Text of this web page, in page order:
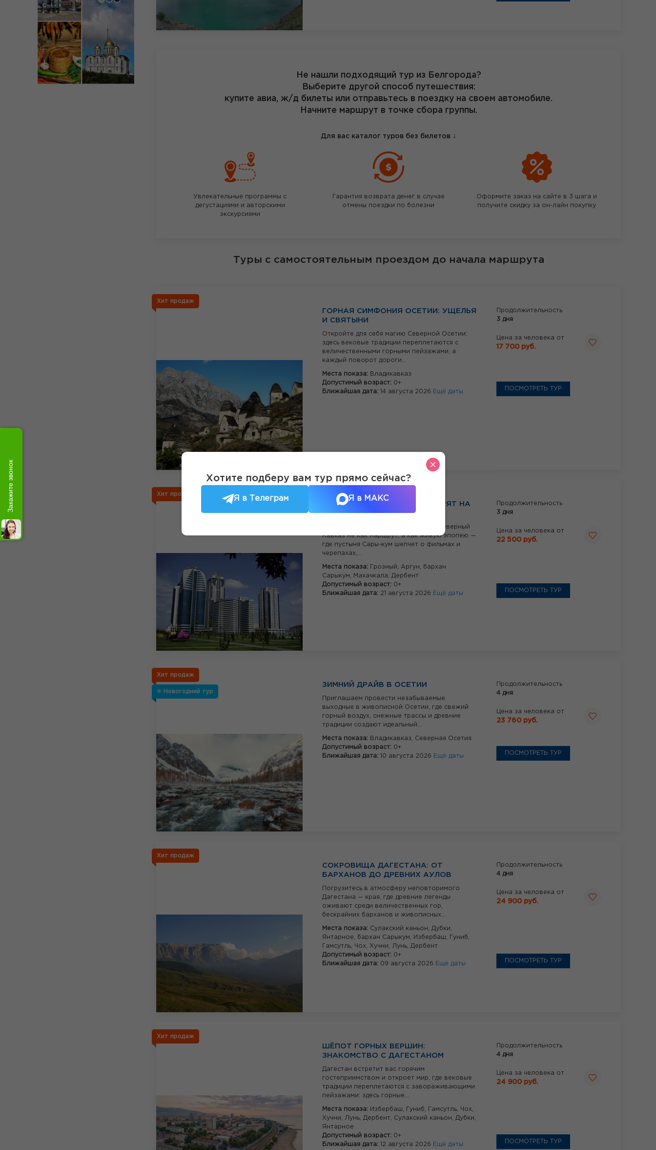
Не нашли подходящий тур из Белгорода?
Выберите другой способ путешествия:
купите авиа, ж/д билеты или отправьтесь в поездку на своем автомобиле.
Начните маршрут в точке сбора группы.
Для вас каталог туров без билетов ↓
Увлекательные программы с
дегустациями и авторскими
экскурсиями
Гарантия возврата денег в случае
отмены поездки по болезни
Оформите заказ на сайте в 3 шага и
получите скидку за он-лайн покупку
Туры с самостоятельным проездом до начала маршрута
Хит продаж
ГОРНАЯ СИМФОНИЯ ОСЕТИИ: УЩЕЛЬЯ
И СВЯТЫНИ
Откройте для себя магию Северной Осетии:
здесь вековые традиции переплетаются с
величественными горными пейзажами, а
каждый поворот дороги...
Места показа: Владикавказ
Допустимый возраст: 0+
Ближайшая дата: 14 августа 2026 Ещё даты
Продолжительность
3 дня
Цена за человека от
17 700 руб.
ПОСМОТРЕТЬ ТУР
Хит продаж
ДАГЕСТАН — ГДЕ ГОРЫ ГОВОРЯТ НА
ЯЗЫКЕ ВЕТРА
Для тех, кто хочет прочувствовать Северный
Кавказ не как маршрут, а как живую эпопею —
где пустыня Сары-кум шепчет о фильмах и
черепахах,...
Места показа: Грозный, Аргун, бархан
Сарыкум,
Махачкала, Дербент
Допустимый возраст: 0+
Ближайшая дата: 21 августа 2026 Ещё даты
Продолжительность
3 дня
Цена за человека от
22 500 руб.
ПОСМОТРЕТЬ ТУР
Хит продаж
❄ Новогодний тур
ЗИМНИЙ ДРАЙВ В ОСЕТИИ
Приглашаем провести незабываемые
выходные в живописной Осетии, где свежий
горный воздух, снежные трассы и древние
традиции создают идеальный...
Места показа: Владикавказ, Северная Осетия
Допустимый возраст: 0+
Ближайшая дата: 10 августа 2026 Ещё даты
Продолжительность
4 дня
Цена за человека от
23 760 руб.
ПОСМОТРЕТЬ ТУР
Хит продаж
СОКРОВИЩА ДАГЕСТАНА: ОТ
БАРХАНОВ ДО ДРЕВНИХ АУЛОВ
Погрузитесь в атмосферу неповторимого
Дагестана — края, где древние легенды
оживают среди величественных гор,
бескрайних барханов и живописных...
Места показа: Сулакский каньон, Дубки,
Янтарное, бархан Сарыкум, Избербаш,
Гуниб,
Гамсутль, Чох, Хучни, Лунь, Дербент
Допустимый возраст: 0+
Ближайшая дата: 09 августа 2026 Ещё даты
Продолжительность
4 дня
Цена за человека от
24 900 руб.
ПОСМОТРЕТЬ ТУР
Хит продаж
ШЁПОТ ГОРНЫХ ВЕРШИН:
ЗНАКОМСТВО С ДАГЕСТАНОМ
Дагестан встретит вас горячим
гостеприимством и откроет мир, где вековые
традиции переплетаются с завораживающими
пейзажами: здесь горные...
Места показа: Избербаш, Гуниб, Гамсутль, Чох,
Хучни, Лунь, Дербент, Сулакский каньон, Дубки,
Янтарное
Допустимый возраст: 0+
Ближайшая дата: 12 августа 2026 Ещё даты
Продолжительность
4 дня
Цена за человека от
24 900 руб.
ПОСМОТРЕТЬ ТУР
Закажите звонок Хотите подберу вам тур прямо сейчас?
Я в Телеграм Я в МАКС